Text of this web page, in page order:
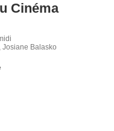
Cinéma
Josiane Balasko